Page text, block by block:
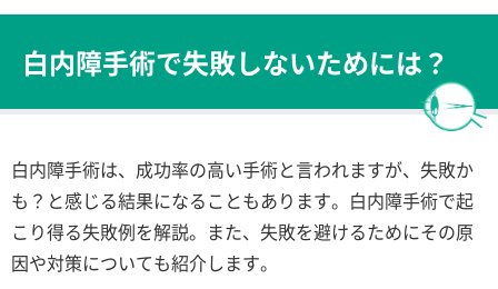
白内障手術で失敗しないためには？
白内障手術は、成功率の高い手術と言われますが、失敗か
も？と感じる結果になることもあります。白内障手術で起
こり得る失敗例を解説。また、失敗を避けるためにその原
因や対策についても紹介します。